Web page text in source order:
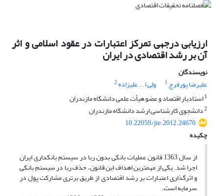
ارزیابی درجه‎ی تمرکز اعتبارات در عقود اسلامی و اثر
آن بر رشد اقتصادی در ایران
نویسندگان
علیرضا پورفرج 1 ولی ا... علیزاده2
1استادیار اقتصاد و عضو هیأت علمی دانشگاه مازندران
2دانشجوی کارشناسی ارشد دانشگاه مازندران
10.22059/jte.2012.24670
چکیده
از سال 1363 قانون عملیات بانکی بدون ربا در سیستم بانک‎داری ایران
اجرا شد. یکی از مهم‎ترین اهداف این قانون، حذف ربا در سیستم بانکی
و اثرگذاری اعتبارات بر رشد اقتصادی از طریق برتری مشارکت پول در
سرمایه است.